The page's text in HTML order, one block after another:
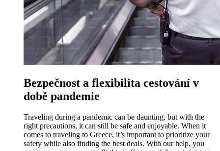
Bezpečnost a flexibilita cestování v
době pandemie
Traveling during a pandemic can be daunting, but with the
right precautions, it can still be safe and enjoyable. When it
comes to traveling to Greece, it’s important to prioritize your
safety while also finding the best deals. With our help, you